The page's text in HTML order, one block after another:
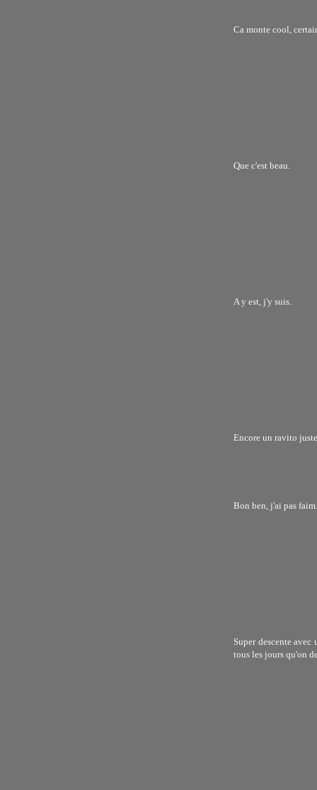
Ca monte cool,
Que c'est beau.
A y est, j'y suis.
Encore un ravito
Bon ben, j'ai pas faim.
Super descente
tous les jours qu'on